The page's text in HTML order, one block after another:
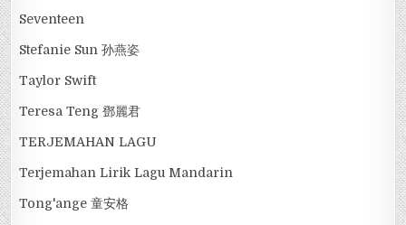
Seventeen
Stefanie Sun 孙燕姿
Taylor Swift
Teresa Teng 鄧麗君
TERJEMAHAN LAGU
Terjemahan Lirik Lagu Mandarin
Tong'ange 童安格